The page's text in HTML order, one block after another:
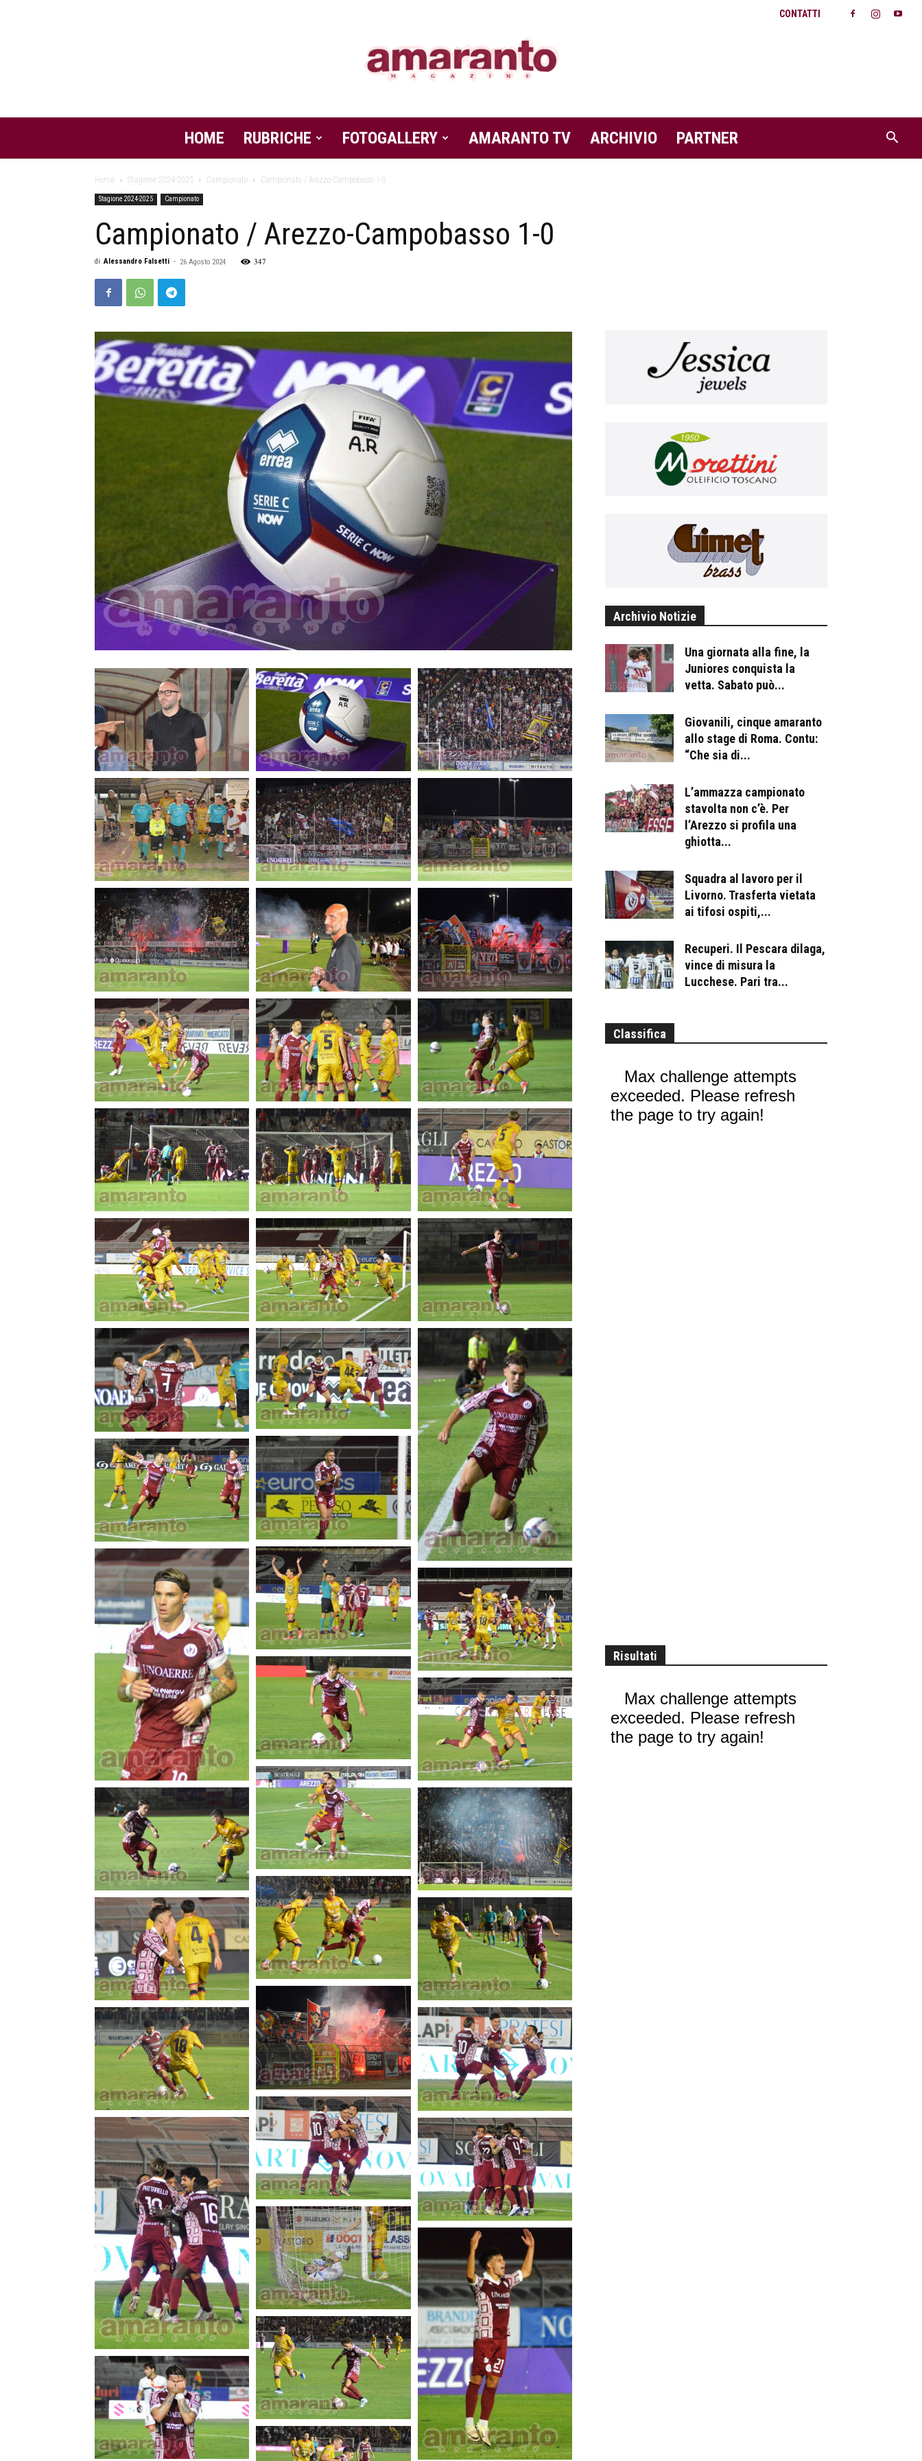
CONTATTI
Amaranto
Magazine
HOME RUBRICHE FOTOGALLERY AMARANTO TV ARCHIVIO PARTNER
Home Stagione 2024-2025 Campionato Campionato / Arezzo-Campobasso 1-0
Stagione 2024-2025 Campionato
Campionato / Arezzo-Campobasso 1-0
di Alessandro Falsetti - 26 Agosto 2024 347
Archivio Notizie
Una giornata alla fine, la
Juniores conquista la
vetta. Sabato può...
Giovanili, cinque amaranto
allo stage di Roma. Contu:
“Che sia di...
L’ammazza campionato
stavolta non c’è. Per
l’Arezzo si profila una
ghiotta...
Squadra al lavoro per il
Livorno. Trasferta vietata
ai tifosi ospiti,...
Recuperi. Il Pescara dilaga,
vince di misura la
Lucchese. Pari tra...
Classifica
Risultati